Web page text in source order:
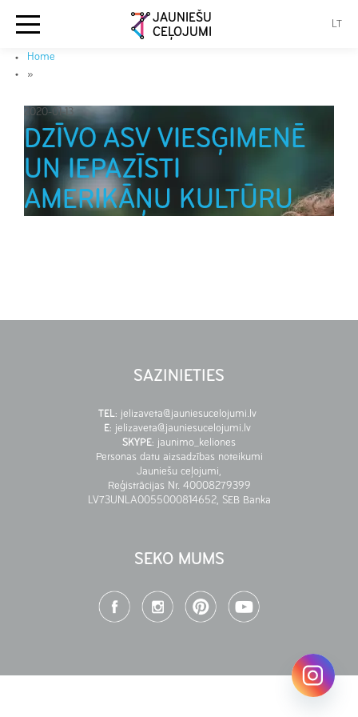
Home
»
2020-01-13
DZĪVO ASV VIESĢIMENĒ
UN IEPAZĪSTI
AMERIKĀŅU KULTŪRU
SAZINIETIES
TEL: jelizaveta@jauniesucelojumi.lv
E: jelizaveta@jauniesucelojumi.lv
SKYPE: jaunimo_keliones
Personas datu aizsadzības noteikumi
Jauniešu ceļojumi,
Reģistrācijas Nr. 40008279399
LV73UNLA0055000814652, SEB Banka
SEKO MUMS
JAUNIEŠU
CEĻOJUMI
LT